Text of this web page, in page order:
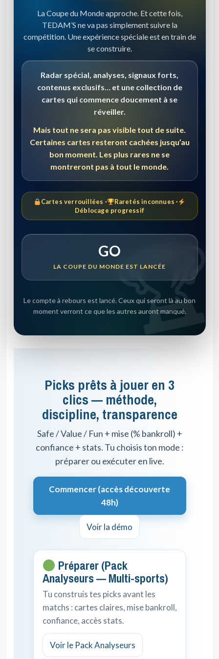
La Coupe du Monde approche. Et cette fois,
TEDAM’S ne va pas simplement suivre la
compétition. Une expérience spéciale est en train de
se construire.
Radar spécial, analyses, signaux forts,
contenus exclusifs… et une collection de
cartes qui commence doucement à se
réveiller.
Mais tout ne sera pas visible tout de suite.
Certaines cartes resteront cachées jusqu’au
bon moment. Les plus rares ne se
montreront pas à tout le monde.
Cartes verrouillées ·
Raretés inconnues ·
Déblocage progressif
GO
LA COUPE DU MONDE EST LANCÉE
Le compte à rebours est lancé. Ceux qui seront là au bon
moment verront ce que les autres auront manqué.
Picks prêts à jouer en 3
clics — méthode,
discipline, transparence
Safe / Value / Fun + mise (% bankroll) +
confiance + stats. Tu choisis ton mode :
préparer ou exécuter en live.
Commencer (accès découverte
48h)
Voir la démo
Préparer (Pack
Analyseurs — Multi-sports)
Tu construis tes picks avant les
matchs : cartes claires, mise bankroll,
confiance, accès stats.
Voir le Pack Analyseurs